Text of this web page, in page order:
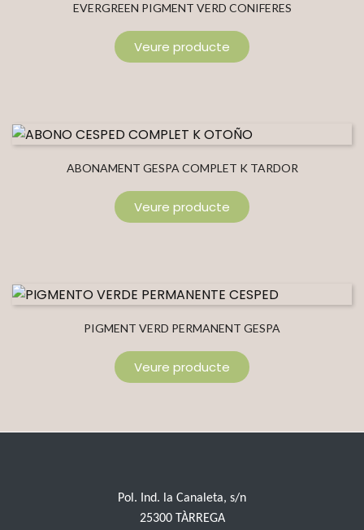
EVERGREEN PIGMENT VERD CONIFERES
Veure producte
ABONAMENT GESPA COMPLET K TARDOR
Veure producte
PIGMENT VERD PERMANENT GESPA
Veure producte
Pol. Ind. la Canaleta, s/n
25300 TÀRREGA